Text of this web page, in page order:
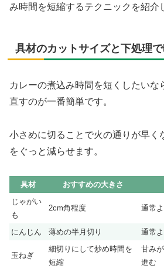
み時間を短縮するテクニックを紹介
具材のカットサイズと下処理
カレーの煮込み時間を短くしたいな
直すのが一番簡単です。
小さめに切ることで火の通りが早く
をぐっと減らせます。
具材 おすすめの大きさ
じゃがい
も
2cm角程度 通常
にんじん 薄めの半月切り 通常
玉ねぎ
細切りにして炒め時間を
短縮
甘み
進む